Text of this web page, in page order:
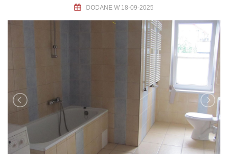
DODANE W 18-09-2025